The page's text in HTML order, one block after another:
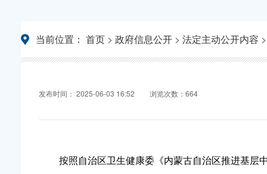
当前位置： 首页 > 政府信息公开 > 法定主动公开内容
发布时间： 2025-06-03 16:52 浏览次数：664
按照自治区卫生健康委《内蒙古自治区推进基层